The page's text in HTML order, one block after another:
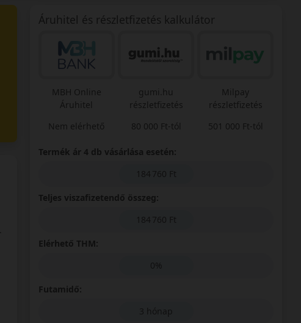
Áruhitel és részletfizetés kalkulátor
MBH Online
Áruhitel
Nem elérhető
gumi.hu
részletfizetés
80 000 Ft-tól
Milpay
részletfizetés
501 000 Ft-tól
Termék ár 4 db vásárlása esetén:
184 760 Ft
Teljes viszafizetendő összeg:
184 760 Ft
Elérhető THM:
0%
Futamidő:
3 hónap